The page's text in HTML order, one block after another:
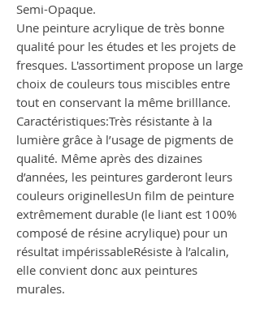
Semi-Opaque.
Une peinture acrylique de très bonne
qualité pour les études et les projets de
fresques. L'assortiment propose un large
choix de couleurs tous miscibles entre
tout en conservant la même brilllance.
Caractéristiques:Très résistante à la
lumière grâce à l’usage de pigments de
qualité. Même après des dizaines
d’années, les peintures garderont leurs
couleurs originellesUn film de peinture
extrêmement durable (le liant est 100%
composé de résine acrylique) pour un
résultat impérissableRésiste à l’alcalin,
elle convient donc aux peintures
murales.